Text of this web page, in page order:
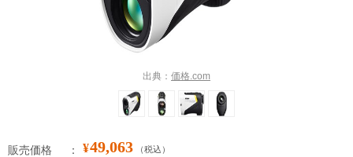
出典： 価格.com
販売価格 ¥49,063 （税込）